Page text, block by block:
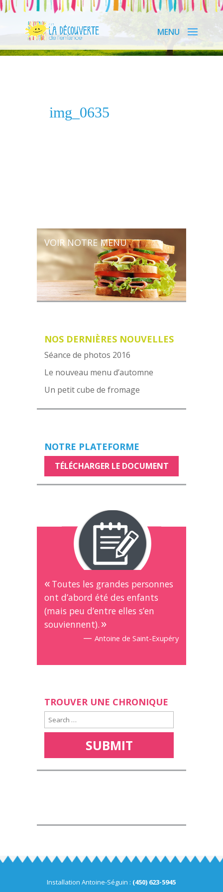
img_0635
VOIR NOTRE MENU
NOS DERNIÈRES NOUVELLES
Séance de photos 2016
Le nouveau menu d’automne
Un petit cube de fromage
NOTRE PLATEFORME
TÉLÉCHARGER LE DOCUMENT
Toutes les grandes personnes
ont d’abord été des enfants
(mais peu d’entre elles s’en
souviennent).
— Antoine de Saint-Exupéry
TROUVER UNE CHRONIQUE
Installation Antoine-Séguin : (450) 623-5945